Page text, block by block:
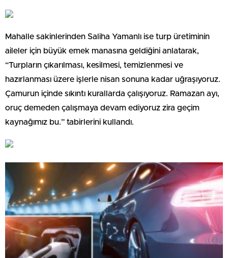
Mahalle sakinlerinden Saliha Yamanlı ise turp üretiminin
aileler için büyük emek manasına geldiğini anlatarak,
“Turpların çıkarılması, kesilmesi, temizlenmesi ve
hazırlanması üzere işlerle nisan sonuna kadar uğraşıyoruz.
Çamurun içinde sıkıntı kurallarda çalışıyoruz. Ramazan ayı,
oruç demeden çalışmaya devam ediyoruz zira geçim
kaynağımız bu.” tabirlerini kullandı.